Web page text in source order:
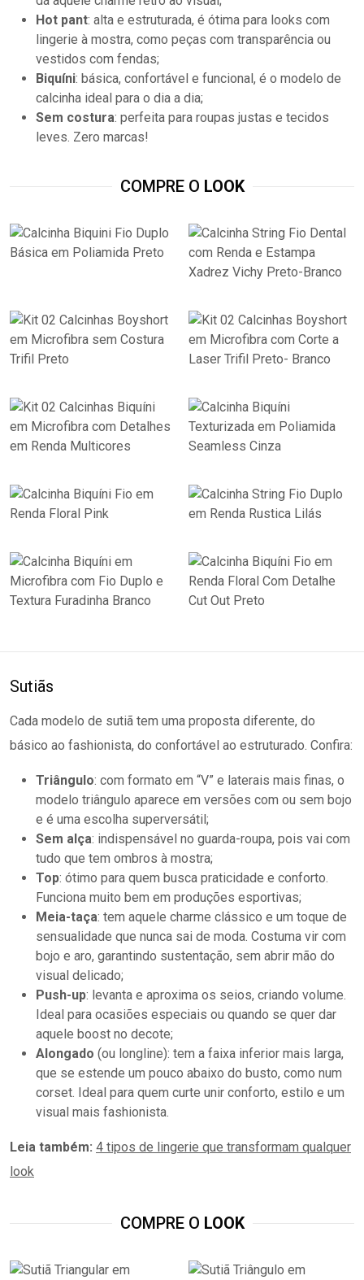
Hot pant: alta e estruturada, é ótima para looks com
lingerie à mostra, como peças com transparência ou
vestidos com fendas;
Biquíni: básica, confortável e funcional, é o modelo de
calcinha ideal para o dia a dia;
Sem costura: perfeita para roupas justas e tecidos
leves. Zero marcas!
COMPRE O LOOK
Sutiãs
Cada modelo de sutiã tem uma proposta diferente, do
básico ao fashionista, do confortável ao estruturado. Confira:
Triângulo: com formato em “V” e laterais mais finas, o
modelo triângulo aparece em versões com ou sem bojo
e é uma escolha superversátil;
Sem alça: indispensável no guarda-roupa, pois vai com
tudo que tem ombros à mostra;
Top: ótimo para quem busca praticidade e conforto.
Funciona muito bem em produções esportivas;
Meia-taça: tem aquele charme clássico e um toque de
sensualidade que nunca sai de moda. Costuma vir com
bojo e aro, garantindo sustentação, sem abrir mão do
visual delicado;
Push-up: levanta e aproxima os seios, criando volume.
Ideal para ocasiões especiais ou quando se quer dar
aquele boost no decote;
Alongado (ou longline): tem a faixa inferior mais larga,
que se estende um pouco abaixo do busto, como num
corset. Ideal para quem curte unir conforto, estilo e um
visual mais fashionista.
Leia também: 4 tipos de lingerie que transformam qualquer
look
COMPRE O LOOK